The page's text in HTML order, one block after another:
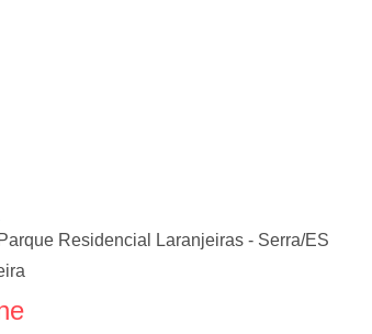
Residencial Laranjeiras - Serra/ES